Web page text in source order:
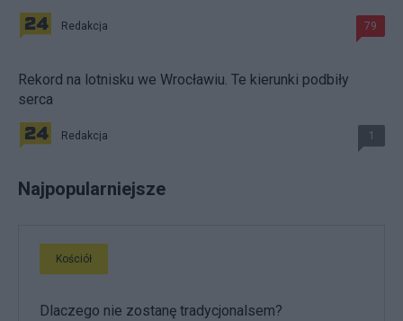
Redakcja 79
Rekord na lotnisku we Wrocławiu. Te kierunki podbiły
serca
Redakcja 1
Najpopularniejsze
Kościół
Dlaczego nie zostanę tradycjonalsem?